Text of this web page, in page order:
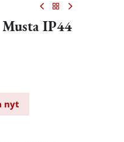
IP44
nyt